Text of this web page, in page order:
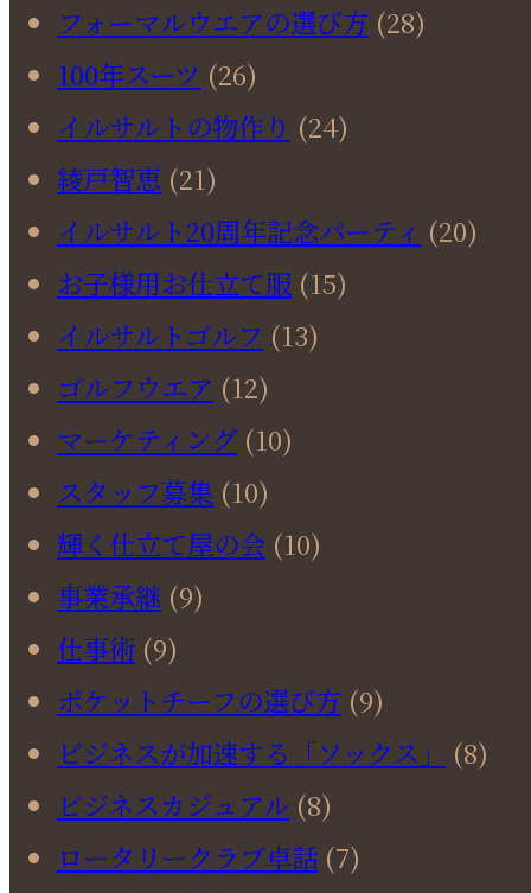
フォーマルウエアの選び方 (28)
100年スーツ (26)
イルサルトの物作り (24)
綾戸智恵 (21)
イルサルト20周年記念パーティ (20)
お子様用お仕立て服 (15)
イルサルトゴルフ (13)
ゴルフウエア (12)
マーケティング(10)
スタッフ募集 (10)
輝く仕立て屋の会 (10)
事業承継 (9)
仕事術 (9)
ポケットチーフの選び方 (9)
ビジネスが加速する「ソックス」
(8)
ビジネスカジュアル (8)
ロータリークラブ卓話 (7)